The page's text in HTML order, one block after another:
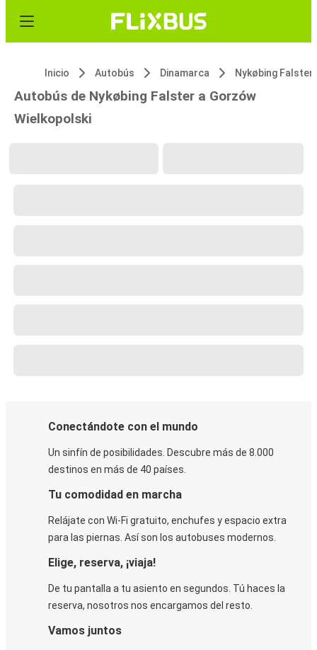
Inicio Autobús Dinamarca Nykøbing Falster
Autobús de Nykøbing Falster a Gorzów
Wielkopolski
Conectándote con el mundo
Un sinfín de posibilidades. Descubre más de 8.000
destinos en más de 40 países.
Tu comodidad en marcha
Relájate con Wi-Fi gratuito, enchufes y espacio extra
para las piernas. Así son los autobuses modernos.
Elige, reserva, ¡viaja!
De tu pantalla a tu asiento en segundos. Tú haces la
reserva, nosotros nos encargamos del resto.
Vamos juntos